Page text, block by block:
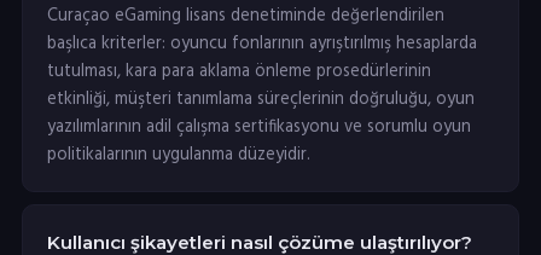
Curaçao eGaming lisans denetiminde değerlendirilen
başlıca kriterler: oyuncu fonlarının ayrıştırılmış hesaplarda
tutulması, kara para aklama önleme prosedürlerinin
etkinliği, müşteri tanımlama süreçlerinin doğruluğu, oyun
yazılımlarının adil çalışma sertifikasyonu ve sorumlu oyun
politikalarının uygulanma düzeyidir.
Kullanıcı şikayetleri nasıl çözüme ulaştırılıyor?